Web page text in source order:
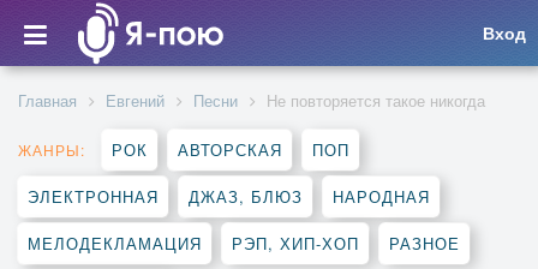
Вход
Главная Евгений Песни Не повторяется такое никогда
ЖАНРЫ: РОК АВТОРСКАЯ ПОП
ЭЛЕКТРОННАЯ ДЖАЗ, БЛЮЗ НАРОДНАЯ
МЕЛОДЕКЛАМАЦИЯ РЭП, ХИП-ХОП РАЗНОЕ